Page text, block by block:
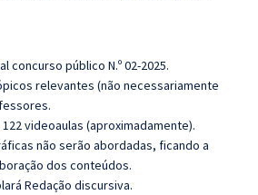
concurso público N.º 02-2025.
relevantes (não necessariamente
videoaulas (aproximadamente).
não serão abordadas, ficando a
dos conteúdos.
Redação discursiva.